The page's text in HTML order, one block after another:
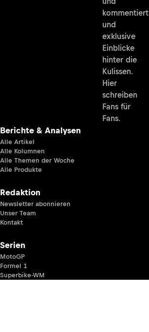
kommentiert
und
exklusive
Einblicke
hinter die
Kulissen.
Hier
schreiben
Fans für
Fans.
Berichte & Analysen
Alle Artikel
Alle Kolumnen
Alle Themen der Woche
Alle Produkte
Redaktion
Newsletter abonnieren
Unser Team
Kontakt
Serien
MotoGP
Formel 1
Superbike-WM